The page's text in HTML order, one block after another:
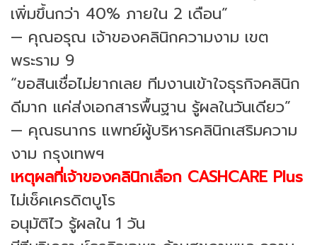
เพิ่มขึ้นกว่า 40% ภายใน 2 เดือน”
— คุณอรุณ เจ้าของคลินิกความงาม เขต
พระราม 9
“ขอสินเชื่อไม่ยากเลย ทีมงานเข้าใจธุรกิจคลินิก
ดีมาก แค่ส่งเอกสารพื้นฐาน รู้ผลในวันเดียว”
— คุณธนากร แพทย์ผู้บริหารคลินิกเสริมความ
งาม กรุงเทพฯ
เหตุผลที่เจ้าของคลินิกเลือก CASHCARE Plus
ไม่เช็คเครดิตบูโร
อนุมัติไว รู้ผลใน 1 วัน